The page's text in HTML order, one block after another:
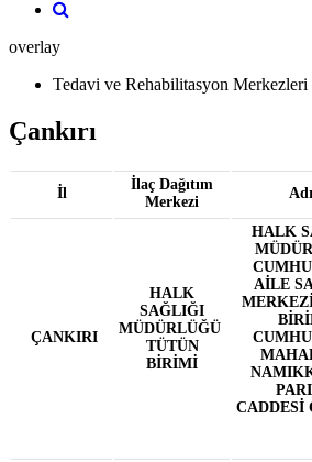
overlay
Tedavi ve Rehabilitasyon Merkezleri
Çankırı
İl
İlaç Dağıtım
Merkezi
ÇANKIRI
HALK
SAĞLIĞI
MÜDÜRLÜĞÜ
TÜTÜN
BİRİMİ
HALK
AİLE
CADDESİ